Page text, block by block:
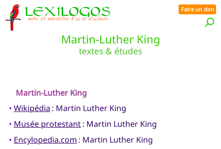
Martin-Luther King
textes & études
Faire un don
Martin-Luther King
• Wikipédia : Martin Luther King
• Musée protestant: Martin Luther King
• Encylopedia.com : Martin Luther King